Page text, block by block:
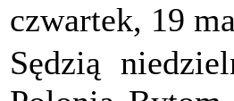
czwartek, 19
Sędzią